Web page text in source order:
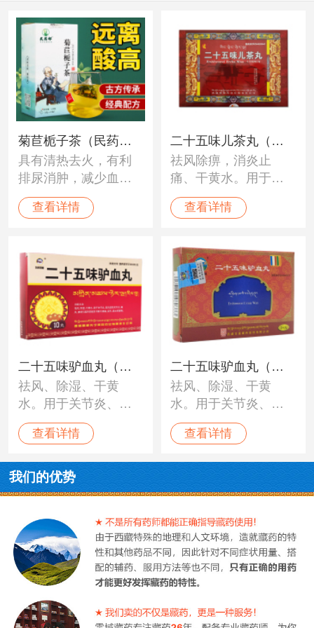
菊苣栀子茶（民药
郎）
具有清热去火，有利
排尿消肿，减少血清
尿酸水准的作用。
查看详情
二十五味儿茶丸（神
猴）
祛风除痹，消炎止
痛、干黄水。用于白
脉病、痛风、风湿性
关节炎，关节肿痛变
病，冈巴病等。
查看详情
二十五味驴血丸（冈
底斯峰）
祛风、除湿、干黄
水。用于关节炎、类
风湿性关节炎、痛
风、痹病引起的四肢
形、黄水聚积等。
查看详情
二十五味驴血丸（甘
露）
祛风、除湿、干黄
水。用于关节炎、类
风湿性关节炎、痛
风、痹病引起的四肢
查看详情
我们的优势